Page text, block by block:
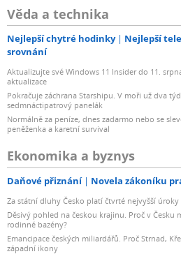
Věda a technika
Nejlepší chytré hodinky Nejlepší
srovnání
Aktualizujte své Windows 11 Insider do 11.
aktualizace
Pokračuje záchrana Starshipu. V moři už dva
sedmnáctipatrový panelák
Normálně za peníze, dnes zadarmo nebo se
peněženka a karetní survival
Ekonomika a byznys
Daňové přiznání Novela zákoníku
Za státní dluhy Česko platí čtvrté nejvyšší úroky
Děsivý pohled na českou krajinu. Proč v
rodinné bazény?
Emancipace českých miliardářů. Proč Strnad,
západní ikony